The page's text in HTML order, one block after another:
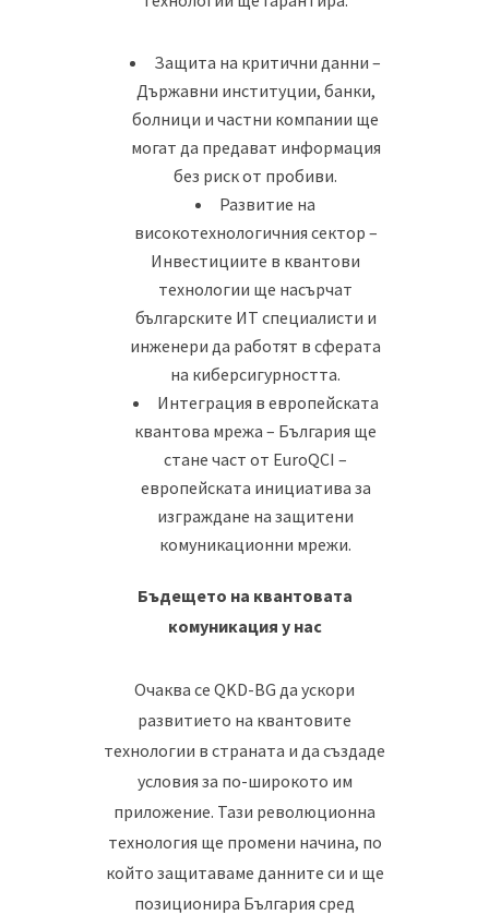
Защита на критични данни –
Държавни институции, банки,
болници и частни компании ще
могат да предават информация
без риск от пробиви.
Развитие на
високотехнологичния сектор –
Инвестициите в квантови
технологии ще насърчат
българските ИТ специалисти и
инженери да работят в сферата
на киберсигурността.
Интеграция в европейската
квантова мрежа – България ще
стане част от EuroQCI –
европейската инициатива за
изграждане на защитени
комуникационни мрежи.
Бъдещето на квантовата
комуникация у нас
Очаква се QKD-BG да ускори
развитието на квантовите
технологии в страната и да създаде
условия за по-широкото им
приложение. Тази революционна
технология ще промени начина, по
който защитаваме данните си и ще
позиционира България сред